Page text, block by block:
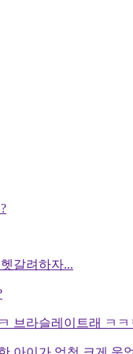
갈려하자...
브라슬레이트래 ㅋㅋ